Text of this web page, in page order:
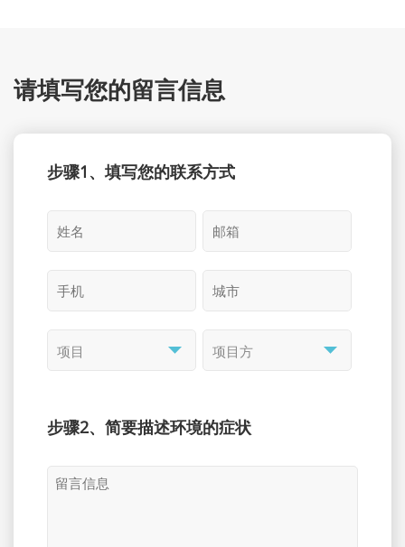
请填写您的留言信息
步骤1、填写您的联系方式
步骤2、简要描述环境的症状